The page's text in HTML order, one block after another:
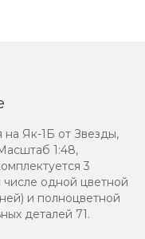
Як-1Б от Звезды,
1:48,
3
числе одной цветной
и полноцветной
деталей 71.